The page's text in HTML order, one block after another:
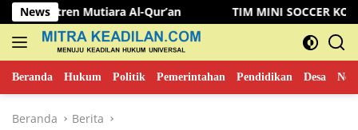
Langsung
ke
konten
News
Mutiara Al-Qur’an TIM MINI SOCCER KOMINFO MUSI
Beranda Hukum Politik Pemerintahan Pendidikan Desa
Beranda Berita